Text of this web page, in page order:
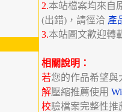
2.本站檔案均來自
(出錯)，請徑洽 產
3.本站圖文歡迎轉
相關說明：
若您的作品希望
解壓縮推薦使用
校驗檔案完整性